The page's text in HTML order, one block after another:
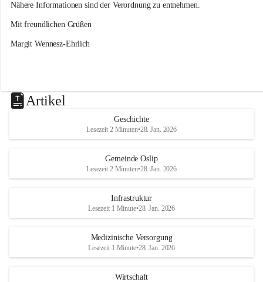
Nähere Informationen sind der Verordnung zu entnehmen.
Mit freundlichen Grüßen
Margit Wennesz-Ehrlich
Artikel
Geschichte
Lesezeit 2 Minuten•28. Jan. 2026
Gemeinde Oslip
Lesezeit 2 Minuten•28. Jan. 2026
Infrastruktur
Lesezeit 1 Minute•28. Jan. 2026
Medizinische Versorgung
Lesezeit 1 Minute•28. Jan. 2026
Wirtschaft